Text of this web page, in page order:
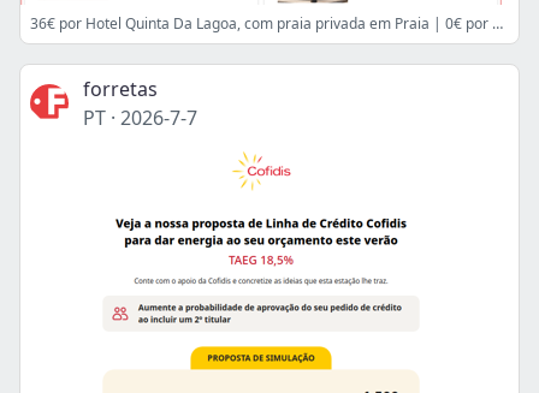
36€ por Hotel Quinta Da Lagoa, com praia privada em Praia | 0€ por Atuador inteligente para persianas e estores ELTAKO | 49€ por Sessão de Depilação a Laser de Díodo para Homem: Ombros
forretas
PT · 2026-7-7